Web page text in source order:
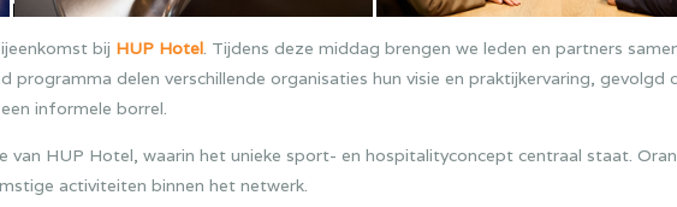
bij HUP Hotel. Tijdens deze middag brengen we leden en partners
delen verschillende organisaties hun visie en praktijkervaring, gevolgd
informele borrel.
HUP Hotel, waarin het unieke sport- en hospitalityconcept centraal staat.
activiteiten binnen het netwerk.